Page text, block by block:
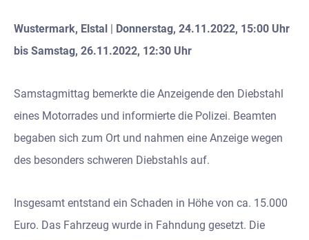
Wustermark, Elstal
Donnerstag, 24.11.2022, 15:00 Uhr
bis Samstag, 26.11.2022, 12:30 Uhr
Samstagmittag bemerkte die Anzeigende den Diebstahl
eines Motorrades und informierte die Polizei. Beamten
begaben sich zum Ort und nahmen eine Anzeige wegen
des besonders schweren Diebstahls auf.
Insgesamt entstand ein Schaden in Höhe von ca. 15.000
Euro. Das Fahrzeug wurde in Fahndung gesetzt. Die